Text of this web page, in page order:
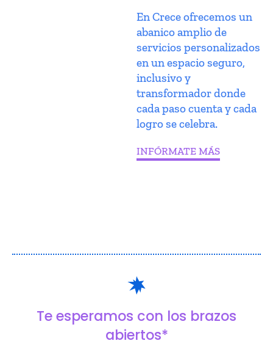
En Crece ofrecemos un
abanico amplio de
servicios personalizados
en un espacio seguro,
inclusivo y
transformador donde
cada paso cuenta y cada
logro se celebra.
INFÓRMATE MÁS
Te esperamos con los brazos
abiertos*